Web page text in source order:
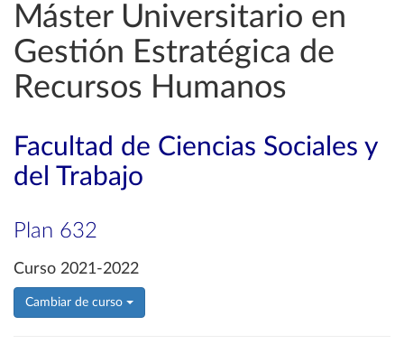
Máster Universitario en
Gestión Estratégica de
Recursos Humanos
Facultad de Ciencias Sociales y
del Trabajo
Plan 632
Curso 2021-2022
Cambiar de curso